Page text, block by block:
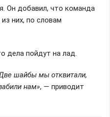
Он добавил, что команда
них, по словам
дела пойдут на лад.
шайбы мы отквитали,
нам», — приводит